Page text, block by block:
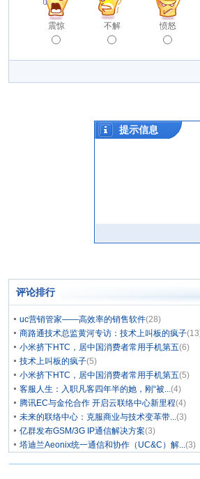
震惊 不解 愤怒
评论排行
uc营销管家——高效率的销售软件(28)
商路通技术总监黄河专访：技术上叫板的疯子
小米挤下HTC，居中国消费者常用手机第五(6)
技术上叫板的疯子(5)
小米挤下HTC，居中国消费者常用手机第五(5)
客服人生：入职凡客四年半的她，刚“被...(4)
腾讯EC与金伦合作 开启云联络中心新里程(4)
未来的联络中心：克服商业与技术变革带...(3)
亿群发布GSM/3G IP通信解决方案(3)
塔迪兰Aeonix统一通信和协作（UC&C）解...(3)